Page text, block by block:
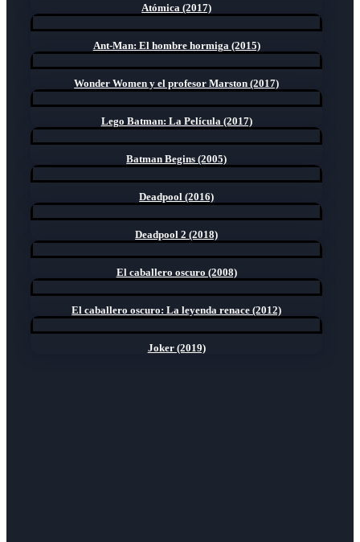
Atómica (2017)
Ant-Man: El hombre hormiga (2015)
Wonder Women y el profesor Marston (2017)
Lego Batman: La Película (2017)
Batman Begins (2005)
Deadpool (2016)
Deadpool 2 (2018)
El caballero oscuro (2008)
El caballero oscuro: La leyenda renace (2012)
Joker (2019)